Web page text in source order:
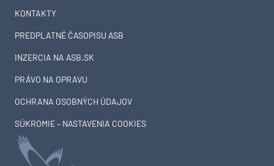
KONTAKTY
PREDPLATNÉ ČASOPISU ASB
INZERCIA NA ASB.SK
PRÁVO NA OPRAVU
OCHRANA OSOBNÝCH ÚDAJOV
SÚKROMIE – NASTAVENIA COOKIES